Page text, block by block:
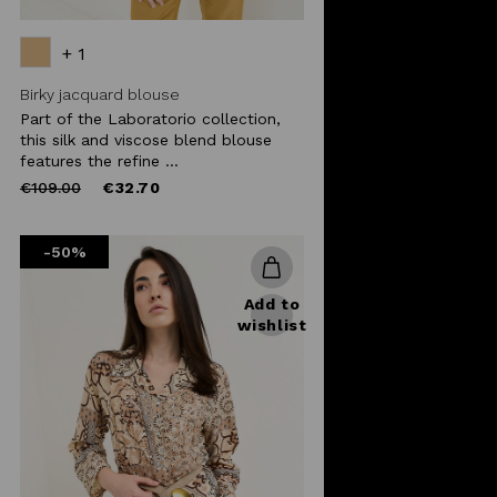
+ 1
Birky jacquard blouse
Part of the Laboratorio collection,
this silk and viscose blend blouse
features the refine ...
Price
€109.00to €32.70
-50%
Add to
wishlist